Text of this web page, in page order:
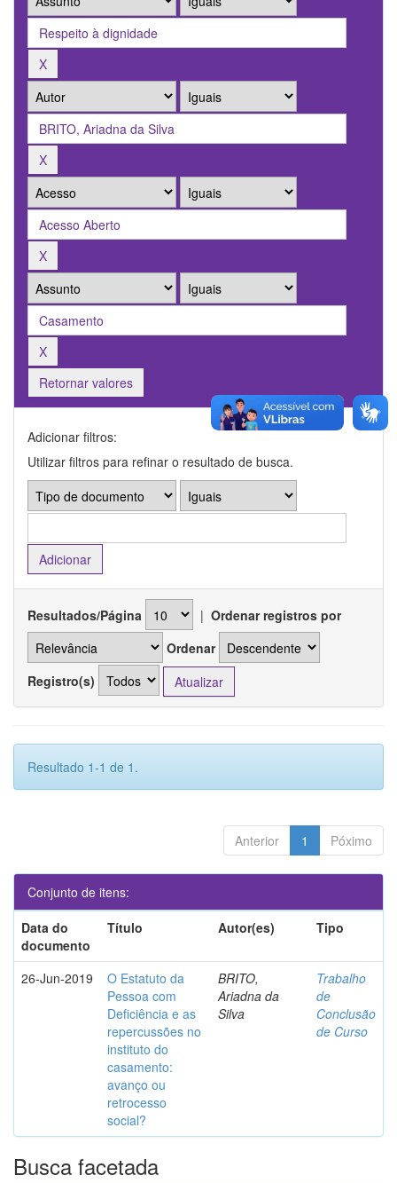
Retornar valores
Adicionar filtros:
Utilizar filtros para refinar o resultado de busca.
Resultados/Página | Ordenar registros por
Ordenar
Registro(s)
Resultado 1-1 de 1.
Anterior 1 Póximo
Conjunto de itens:
Data do
documento
Título Autor(es) Tipo
26-Jun-2019
O Estatuto da
Pessoa com
Deficiência e as
repercussões no
instituto do
casamento:
avanço ou
retrocesso
social?
BRITO,
Ariadna da
Silva
Trabalho
de
Conclusão
de Curso
Busca facetada